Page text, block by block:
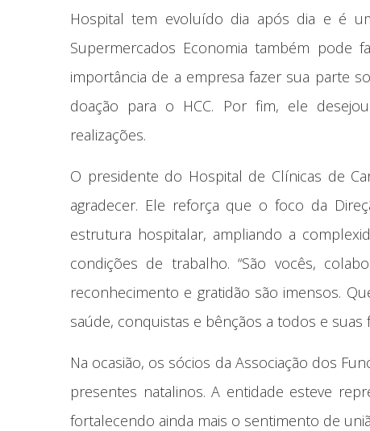
Hospital tem evoluído dia após dia e é
Supermercados Economia também pode
importância de a empresa fazer sua parte
doação para o HCC. Por fim, ele
realizações.
O presidente do Hospital de Clínicas de
agradecer. Ele reforça que o foco da
estrutura hospitalar, ampliando a
condições de trabalho. “São vocês,
reconhecimento e gratidão são imensos.
saúde, conquistas e bênçãos a todos e suas
Na ocasião, os sócios da Associação dos
presentes natalinos. A entidade esteve
fortalecendo ainda mais o sentimento de